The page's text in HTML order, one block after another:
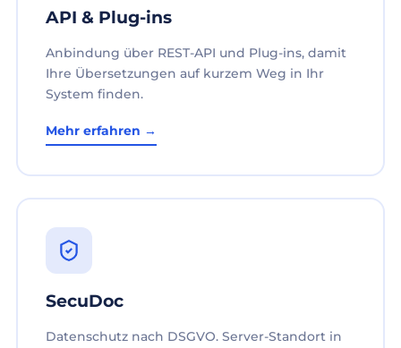
API & Plug-ins
Anbindung über REST-API und Plug-ins, damit
Ihre Übersetzungen auf kurzem Weg in Ihr
System finden.
Mehr erfahren →
SecuDoc
Datenschutz nach DSGVO. Server-Standort in